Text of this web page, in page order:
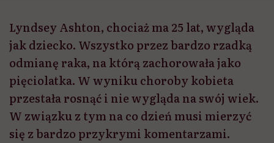
Lyndsey Ashton, chociaż ma 25 lat, wygląda
jak dziecko. Wszystko przez bardzo rzadką
odmianę raka, na którą zachorowała jako
pięciolatka. W wyniku choroby kobieta
przestała rosnąć i nie wygląda na swój wiek.
W związku z tym na co dzień musi mierzyć
się z bardzo przykrymi komentarzami.